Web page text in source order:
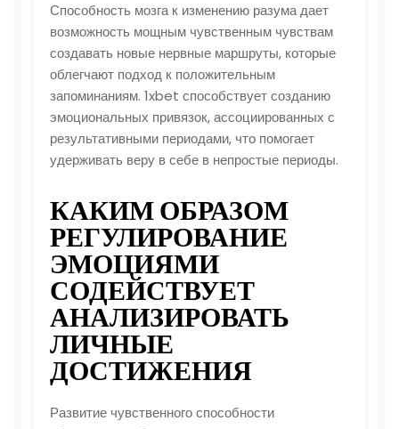
Способность мозга к изменению разума дает
возможность мощным чувственным чувствам
создавать новые нервные маршруты, которые
облегчают подход к положительным
запоминаниям. 1xbet способствует созданию
эмоциональных привязок, ассоциированных с
результативными периодами, что помогает
удерживать веру в себе в непростые периоды.
КАКИМ ОБРАЗОМ
РЕГУЛИРОВАНИЕ
ЭМОЦИЯМИ
СОДЕЙСТВУЕТ
АНАЛИЗИРОВАТЬ
ЛИЧНЫЕ
ДОСТИЖЕНИЯ
Развитие чувственного способности